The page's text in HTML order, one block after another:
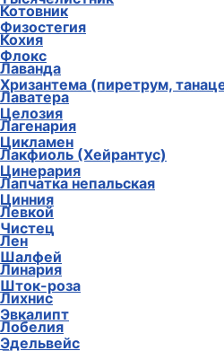
Физостегия
Флокс
Хризантема (пиретрум,
Целозия
Цикламен
Цинерария
Цинния
Чистец
Шалфей
Шток-роза
Эвкалипт
Эдельвейс
Котовник
Кохия
Лаванда
Лаватера
Лагенария
Лакфиоль (Хейрантус)
Лапчатка непальская
Левкой
Лен
Линария
Лихнис
Лобелия